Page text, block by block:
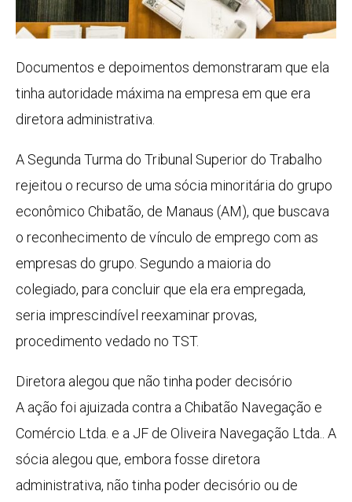
Documentos e depoimentos demonstraram que ela
tinha autoridade máxima na empresa em que era
diretora administrativa.
A Segunda Turma do Tribunal Superior do Trabalho
rejeitou o recurso de uma sócia minoritária do grupo
econômico Chibatão, de Manaus (AM), que buscava
o reconhecimento de vínculo de emprego com as
empresas do grupo. Segundo a maioria do
colegiado, para concluir que ela era empregada,
seria imprescindível reexaminar provas,
procedimento vedado no TST.
Diretora alegou que não tinha poder decisório
A ação foi ajuizada contra a Chibatão Navegação e
Comércio Ltda. e a JF de Oliveira Navegação Ltda.. A
sócia alegou que, embora fosse diretora
administrativa, não tinha poder decisório ou de